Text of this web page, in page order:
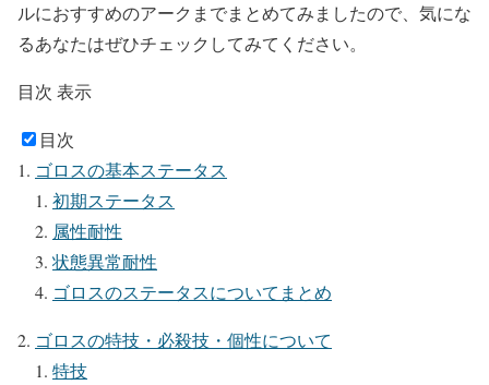
ルにおすすめのアークまでまとめてみましたので、気にな
るあなたはぜひチェックしてみてください。
目次 表示
目次
ゴロスの基本ステータス
初期ステータス
属性耐性
状態異常耐性
ゴロスのステータスについてまとめ
ゴロスの特技・必殺技・個性について
特技